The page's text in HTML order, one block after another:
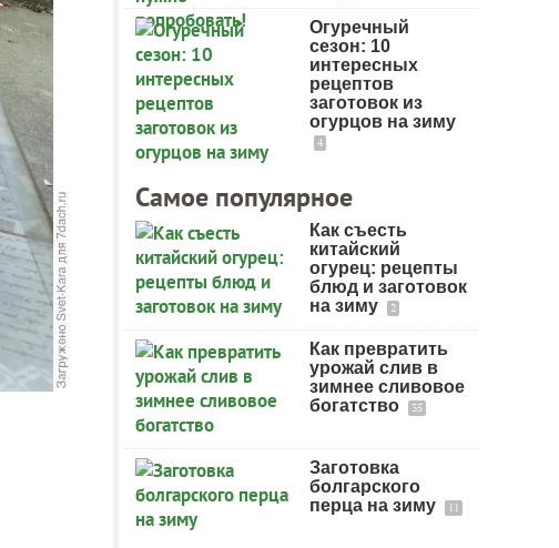
Огуречный
сезон: 10
интересных
рецептов
заготовок из
огурцов на зиму
4
Самое популярное
Как съесть
китайский
огурец: рецепты
блюд и заготовок
на зиму
2
Как превратить
урожай слив в
зимнее сливовое
богатство
35
Заготовка
болгарского
перца на зиму
11